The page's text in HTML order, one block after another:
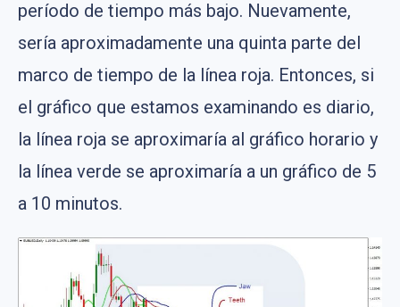
período de tiempo más bajo. Nuevamente,
sería aproximadamente una quinta parte del
marco de tiempo de la línea roja. Entonces, si
el gráfico que estamos examinando es diario,
la línea roja se aproximaría al gráfico horario y
la línea verde se aproximaría a un gráfico de 5
a 10 minutos.